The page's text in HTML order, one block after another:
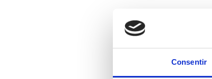
Consentir
Fernando